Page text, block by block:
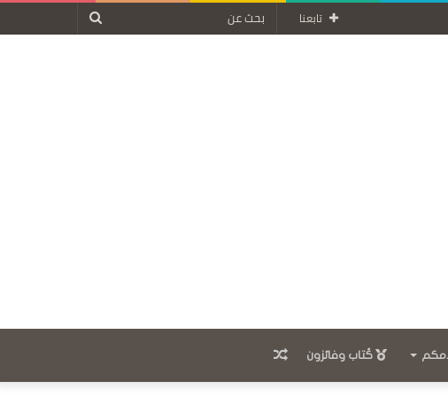
بحث
تابعنا
كُتاب وفائزون
مقال